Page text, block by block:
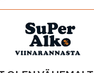
ÜHIKU HIND
KOGUS KASTIS